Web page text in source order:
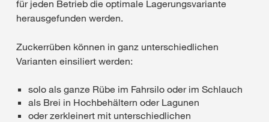
für jeden Betrieb die optimale Lagerungsvariante
herausgefunden werden.
Zuckerrüben können in ganz unterschiedlichen
Varianten einsiliert werden:
solo als ganze Rübe im Fahrsilo oder im Schlauch
als Brei in Hochbehältern oder Lagunen
oder zerkleinert mit unterschiedlichen